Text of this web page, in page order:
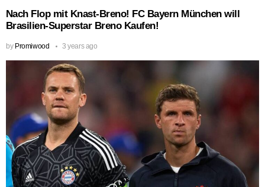
Nach Flop mit Knast-Breno! FC Bayern München will
Brasilien-Superstar Breno Kaufen!
by Promiwood 3 years ago